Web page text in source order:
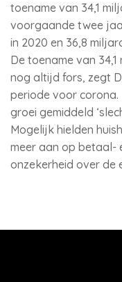
toename van 34,1
voorgaande twee
in 2020 en 36,8
De toename van
nog altijd fors, zegt
periode voor corona.
groei gemiddeld
Mogelijk hielden
meer aan op betaal-
onzekerheid over de